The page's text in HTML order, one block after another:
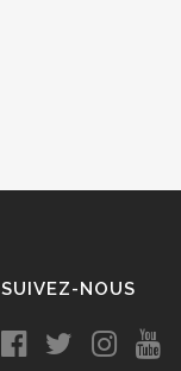
SUIVEZ-NOUS